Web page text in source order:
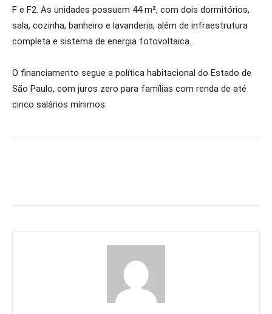
F e F2. As unidades possuem 44 m², com dois dormitórios,
sala, cozinha, banheiro e lavanderia, além de infraestrutura
completa e sistema de energia fotovoltaica.
O financiamento segue a política habitacional do Estado de
São Paulo, com juros zero para famílias com renda de até
cinco salários mínimos.